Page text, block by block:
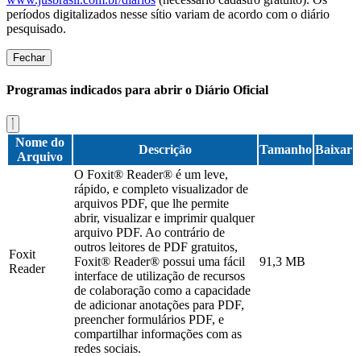
períodos digitalizados nesse sítio variam de acordo com o diário
pesquisado.
Fechar
Programas indicados para abrir o Diário Oficial
Nome do
Arquivo
Descrição Tamanho Baixar
Foxit
Reader
O Foxit® Reader® é um leve,
rápido, e completo visualizador de
arquivos PDF, que lhe permite
abrir, visualizar e imprimir qualquer
arquivo PDF. Ao contrário de
outros leitores de PDF gratuitos,
Foxit® Reader® possui uma fácil
interface de utilização de recursos
de colaboração como a capacidade
de adicionar anotações para PDF,
preencher formulários PDF, e
compartilhar informações com as
redes sociais.
91,3 MB